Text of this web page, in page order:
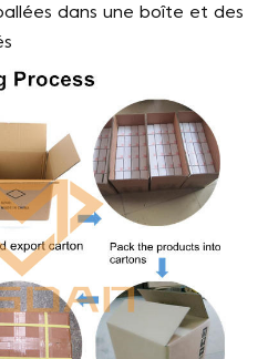
dans une boîte et des